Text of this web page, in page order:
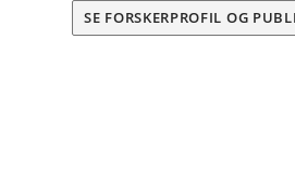
SE FORSKERPROFIL OG